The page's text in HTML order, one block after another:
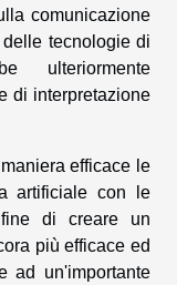
comunicazione
tecnologie di
ulteriormente
di interpretazione
efficace le
artificiale con le
di creare un
più efficace ed
ad un'importante